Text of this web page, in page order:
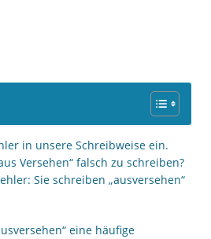
in unsere Schreibweise ein.
Versehen“ falsch zu schreiben?
Sie schreiben „ausversehen“
eine häufige